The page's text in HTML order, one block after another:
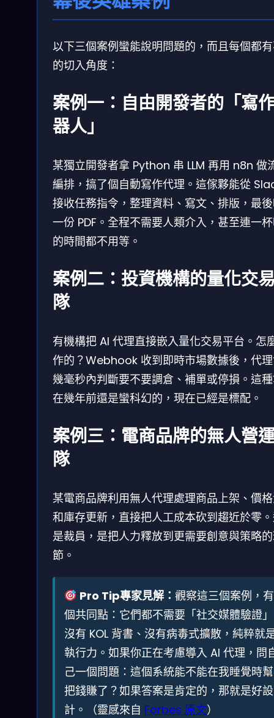
以下三個案例蠻能說明問題的，而且每個都
的切入角度：
案例一：自由開發者的「寫
器人」
某獨立開發者拿 Python 串 LLM 再用 n8n 做
編排，搞了個自動寫作代理。這傢夥能從
接收任務指令，整理資料、寫文、排版，最
一份 PDF。全程不需要人類介入，甚至連一
的時間都不用等。
案例二：投資機構的量化交
隊
有機構把 AI 代理直接嵌入量化交易平台。怎
作的？Webhook 收到即時市場數據後，代
幾毫秒內判斷要不要調倉、補單或停損。這
在幾年前還是蠻科幻的，現在已經是標配。
案例三：電商品牌的無人營
隊
某電商品牌利用無人代理處理商品上架、價
和庫存更新，直接把人工成本砍到趨近於零
是裁員，是把人力釋放到更需要創意與策略
節。
Pro Tip專家見解： 觀察這三個案例，
個共同點：它們都不需要「社交媒體驗證
沒有 KOL 背書、沒有病毒式擴散，純粹就
執行力。如果你正在考慮導入 AI 代理，問
己一個問題：這個系統能不能在我睡覺時
把錢賺了？如果答案是肯定的，那就是好設
計。（靈感來自 Forbes 原文）